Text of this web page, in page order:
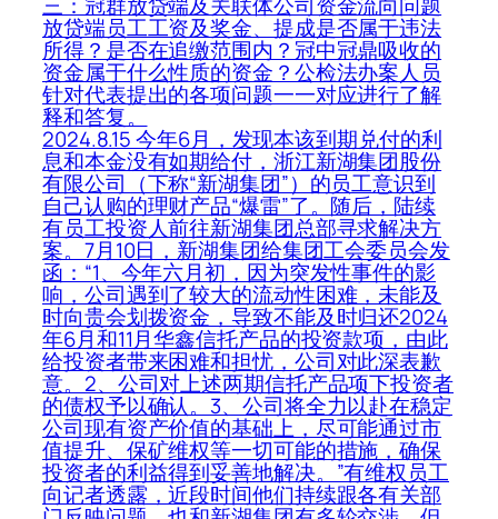
放贷端员工工资及奖金、提成是否属于违法
所得？是否在追缴范围内？冠中冠鼎吸收的
资金属于什么性质的资金？公检法办案人员
针对代表提出的各项问题一一对应进行了解
释和答复。
2024.8.15 今年6月，发现本该到期兑付的利
息和本金没有如期给付，浙江新湖集团股份
有限公司（下称“新湖集团”）的员工意识到
自己认购的理财产品“爆雷”了。随后，陆续
有员工投资人前往新湖集团总部寻求解决方
案。7月10日，新湖集团给集团工会委员会发
函：“1、今年六月初，因为突发性事件的影
响，公司遇到了较大的流动性困难，未能及
时向贵会划拨资金，导致不能及时归还2024
年6月和11月华鑫信托产品的投资款项，由此
给投资者带来困难和担忧，公司对此深表歉
意。2、公司对上述两期信托产品项下投资者
的债权予以确认。3、公司将全力以赴在稳定
公司现有资产价值的基础上，尽可能通过市
值提升、保矿维权等一切可能的措施，确保
投资者的利益得到妥善地解决。”有维权员工
向记者透露，近段时间他们持续跟各有关部